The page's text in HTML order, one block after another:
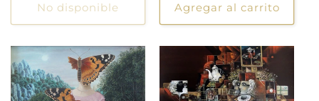
No disponible Agregar al carrito